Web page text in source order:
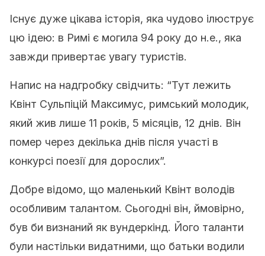
Існує дуже цікава історія, яка чудово ілюструє
цю ідею: в Римі є могила 94 року до н.е., яка
завжди привертає увагу туристів.
Напис на надгробку свідчить: “Тут лежить
Квінт Сульпіцій Mаксимус, римський молодик,
який жив лише 11 років, 5 місяців, 12 днів. Він
помер через декілька днів після участі в
конкурсі поезії для дорослих”.
Добре відомо, що маленький Квінт володів
особливим талантом. Сьогодні він, ймовірно,
був би визнаний як вундеркінд. Його таланти
були настільки видатними, що батьки водили